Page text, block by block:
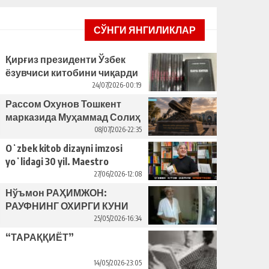
СЎНГИ ЯНГИЛИКЛАР
Қирғиз президенти Ўзбек
ёзувчиси китобини чиқарди
– бунинг ортида қандай
сабаблар турибди?
24/07/2026-00:19
Рассом Охунов Тошкент
марказида Муҳаммад Солиҳ
яcаган ҳайкални ўрнатишни
таклиф қилди
08/07/2026-22:35
Oʻzbek kitob dizayni imzosi
yoʻlidagi 30 yil. Maestro
Bahriddin Bozorov bilan suhbat
27/06/2026-12:08
Нўъмон РАҲИМЖОН:
РАУФНИНГ ОХИРГИ КУНИ
25/05/2026-16:34
“ТАРАҚҚИЁТ”
14/05/2026-23:05